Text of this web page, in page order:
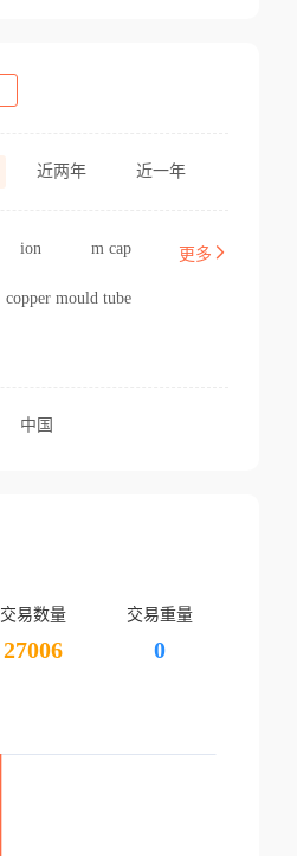
近两年 近一年
ion m cap
copper mould tube
更多
中国
交易数量
27006
交易重量
0